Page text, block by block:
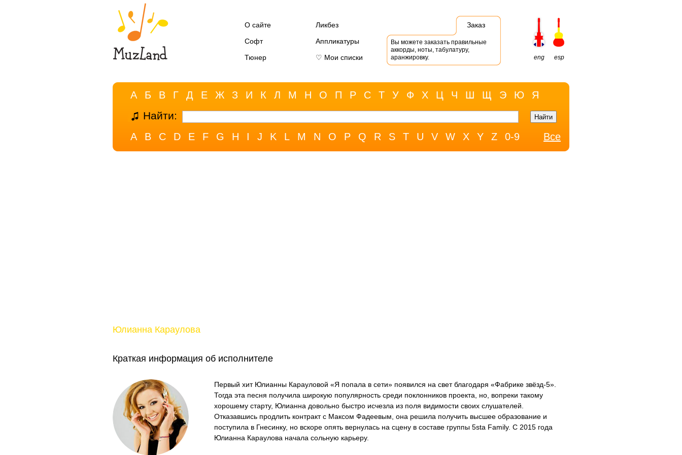
О сайте
Ликбез
Софт
Аппликатуры
Тюнер
♡ Мои списки
Заказ
Вы можете заказать правильные
аккорды, ноты, табулатуру,
аранжировку.
eng esp
А Б В Г Д Е Ж З И К Л М Н О П Р С Т У Ф Х Ц Ч Ш Щ Э Ю Я
Найти:
A B C D E F G H I J K L M N O P Q R S T U V W X Y Z 0-9 Все
Юлианна Караулова
Краткая информация об исполнителе
Первый хит Юлианны Карауловой «Я попала в сети» появился на свет благодаря «Фабрике звёзд-5».
Тогда эта песня получила широкую популярность среди поклонников проекта, но, вопреки такому
хорошему старту, Юлианна довольно быстро исчезла из поля видимости своих слушателей.
Отказавшись продлить контракт с Максом Фадеевым, она решила получить высшее образование и
поступила в Гнесинку, но вскоре опять вернулась на сцену в составе группы 5sta Family. С 2015 года
Юлианна Караулова начала сольную карьеру.